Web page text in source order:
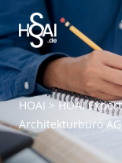
HOAI > HOAI
Architekturbüro AG